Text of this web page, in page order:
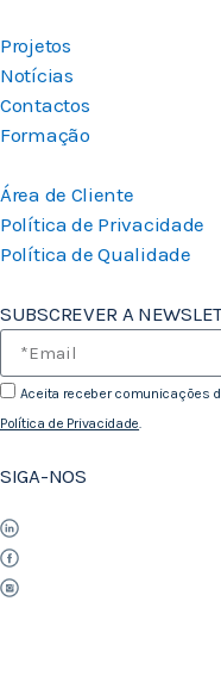
Projetos
Notícias
Contactos
Formação
Área de Cliente
Política de Privacidade
Política de Qualidade
SUBSCREVER A
Aceita receber comunicações
Política de Privacidade.
SIGA-NOS